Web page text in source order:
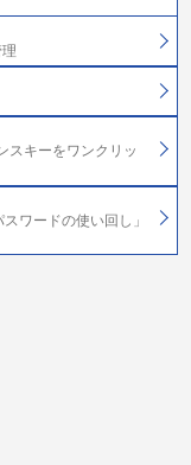
スキーをワンクリッ
ワードの使い回し」